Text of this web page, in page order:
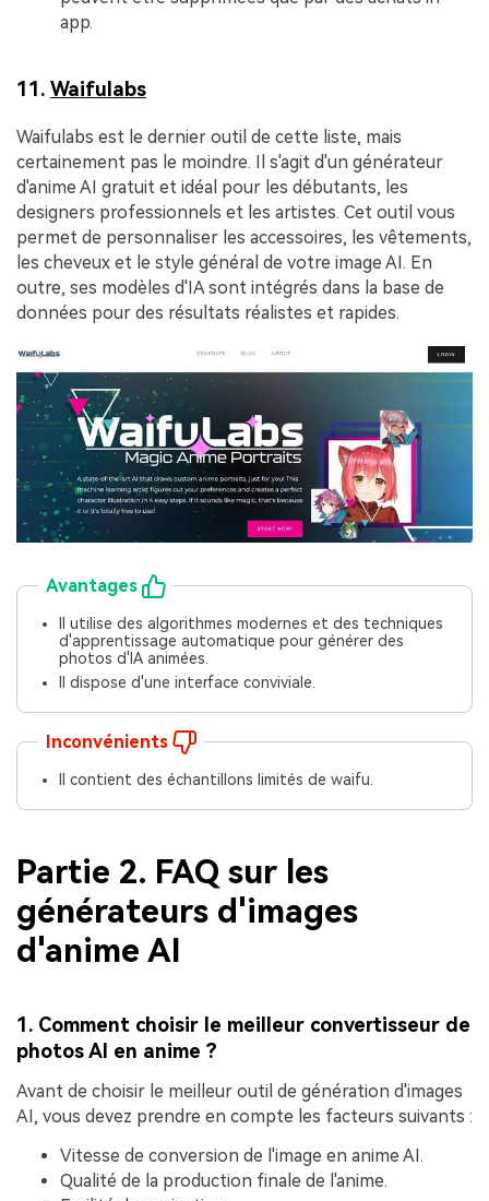
app.
11. Waifulabs
Waifulabs est le dernier outil de cette liste, mais
certainement pas le moindre. Il s'agit d'un générateur
d'anime AI gratuit et idéal pour les débutants, les
designers professionnels et les artistes. Cet outil vous
permet de personnaliser les accessoires, les vêtements,
les cheveux et le style général de votre image AI. En
outre, ses modèles d'IA sont intégrés dans la base de
données pour des résultats réalistes et rapides.
Avantages
Il utilise des algorithmes modernes et des techniques
d'apprentissage automatique pour générer des
photos d'IA animées.
Il dispose d'une interface conviviale.
Inconvénients
Il contient des échantillons limités de waifu.
Partie 2. FAQ sur les
générateurs d'images
d'anime AI
1. Comment choisir le meilleur convertisseur de
photos AI en anime ?
Avant de choisir le meilleur outil de génération d'images
AI, vous devez prendre en compte les facteurs suivants :
Vitesse de conversion de l'image en anime AI.
Qualité de la production finale de l'anime.